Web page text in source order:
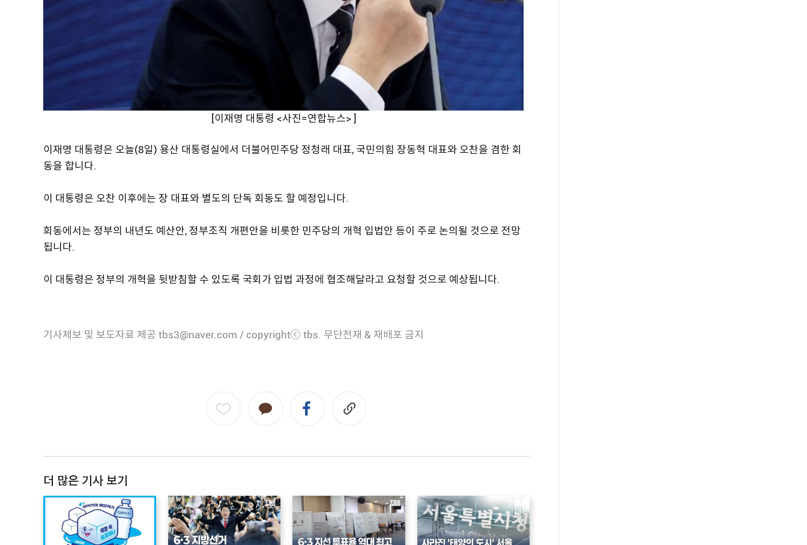
[이재명 대통령 <사진=연합뉴스> ]
이재명 대통령은 오늘(8일) 용산 대통령실에서 더불어민주당 정청래 대표, 국민의힘 장동혁 대표와 오찬을 겸한 회
동을 합니다.
이 대통령은 오찬 이후에는 장 대표와 별도의 단독 회동도 할 예정입니다.
회동에서는 정부의 내년도 예산안, 정부조직 개편안을 비롯한 민주당의 개혁 입법안 등이 주로 논의될 것으로 전망
됩니다.
이 대통령은 정부의 개혁을 뒷받침할 수 있도록 국회가 입법 과정에 협조해달라고 요청할 것으로 예상됩니다.
기사제보 및 보도자료 제공 tbs3@naver.com / copyrightⓒ tbs. 무단전재 & 재배포 금지
더 많은 기사 보기